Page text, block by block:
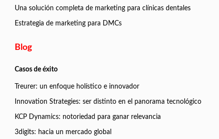
Una solución completa de marketing para clínicas dentales
Estrategia de marketing para DMCs
Blog
Casos de éxito
Treurer: un enfoque holístico e innovador
Innovation Strategies: ser distinto en el panorama tecnológico
KCP Dynamics: notoriedad para ganar relevancia
3digits: hacia un mercado global